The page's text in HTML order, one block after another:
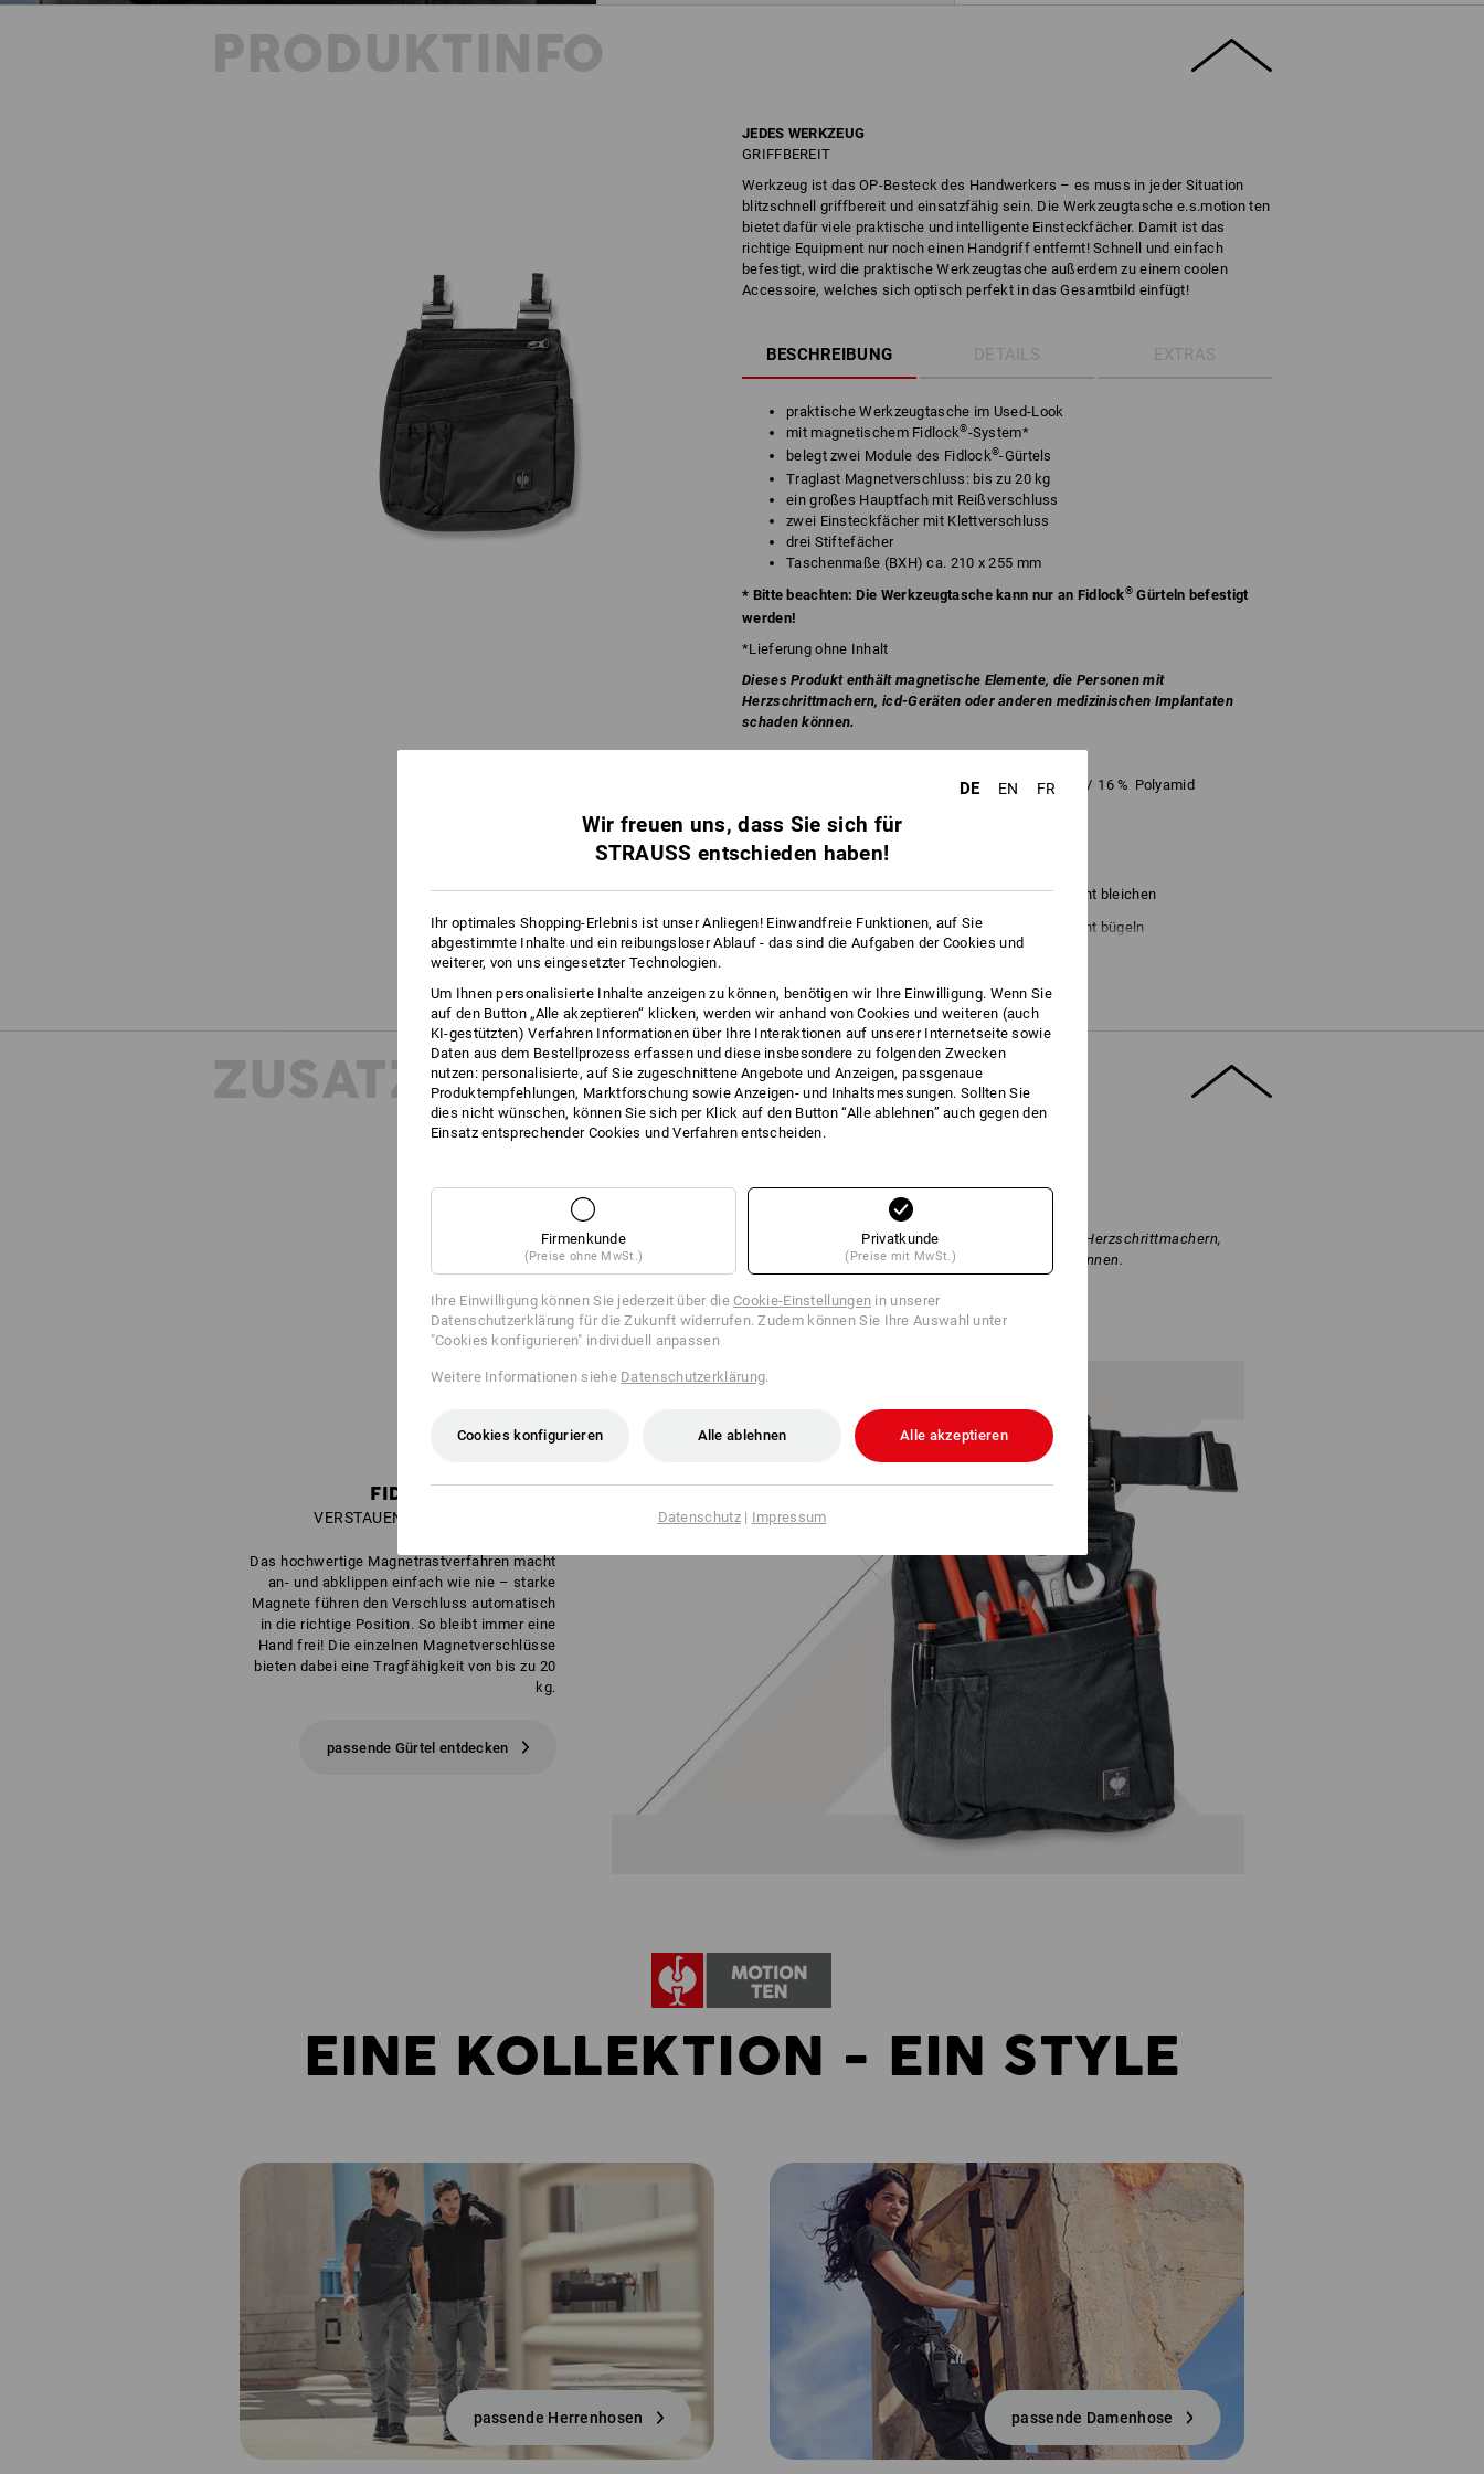
PRODUKTINFO
JEDES WERKZEUG
GRIFFBEREIT
Werkzeug ist das OP-Besteck des Handwerkers – es muss in jeder Situation
blitzschnell griffbereit und einsatzfähig sein. Die Werkzeugtasche e.s.motion ten
bietet dafür viele praktische und intelligente Einsteckfächer. Damit ist das
richtige Equipment nur noch einen Handgriff entfernt! Schnell und einfach
befestigt, wird die praktische Werkzeugtasche außerdem zu einem coolen
Accessoire, welches sich optisch perfekt in das Gesamtbild einfügt!
BESCHREIBUNG DETAILS EXTRAS
praktische Werkzeugtasche im Used-Look
mit magnetischem Fidlock®-System*
belegt zwei Module des Fidlock®-Gürtels
Traglast Magnetverschluss: bis zu 20 kg
ein großes Hauptfach mit Reißverschluss
zwei Einsteckfächer mit Klettverschluss
drei Stiftefächer
Taschenmaße (BXH) ca. 210 x 255 mm
* Bitte beachten: Die Werkzeugtasche kann nur an Fidlock® Gürteln befestigt
werden!
*Lieferung ohne Inhalt
Dieses Produkt enthält magnetische Elemente, die Personen mit
Herzschrittmachern, icd-Geräten oder anderen medizinischen Implantaten
schaden können.
% Elastomultiester / 16% Polyamid
Futter
100% Polyester
Maschinenwäsche 40 °C
Nicht bleichen
Nicht im Trockner trocknen
Nicht bügeln
*Alle Werkzeugtaschen werden ohne Inhalt geliefert.
mehr
ZUSATZINFOS
Dieses Produkt enthält magnetische Elemente, die Personen mit Herzschrittmachern,
icd-Geräten oder anderen medizinischen Implantaten schaden können.
FIDLOCK®SYSTEM
VERSTAUEN WAR NIE LEICHTER!
Das hochwertige Magnetrastverfahren macht
an- und abklippen einfach wie nie – starke
Magnete führen den Verschluss automatisch
in die richtige Position. So bleibt immer eine
Hand frei! Die einzelnen Magnetverschlüsse
bieten dabei eine Tragfähigkeit von bis zu 20
kg.
passende Gürtel entdecken
EINE KOLLEKTION - EIN STYLE
passende Herrenhosen passende Damenhose
DE EN FR
Wir freuen uns, dass Sie sich für
STRAUSS entschieden haben!
Ihr optimales Shopping-Erlebnis ist unser Anliegen! Einwandfreie Funktionen, auf Sie
abgestimmte Inhalte und ein reibungsloser Ablauf - das sind die Aufgaben der Cookies und
weiterer, von uns eingesetzter Technologien.
Um Ihnen personalisierte Inhalte anzeigen zu können, benötigen wir Ihre Einwilligung. Wenn Sie
auf den Button „Alle akzeptieren“ klicken, werden wir anhand von Cookies und weiteren (auch
KI-gestützten) Verfahren Informationen über Ihre Interaktionen auf unserer Internetseite sowie
Daten aus dem Bestellprozess erfassen und diese insbesondere zu folgenden Zwecken
nutzen: personalisierte, auf Sie zugeschnittene Angebote und Anzeigen, passgenaue
Produktempfehlungen, Marktforschung sowie Anzeigen- und Inhaltsmessungen. Sollten Sie
dies nicht wünschen, können Sie sich per Klick auf den Button “Alle ablehnen” auch gegen den
Einsatz entsprechender Cookies und Verfahren entscheiden.
Firmenkunde
(Preise ohne MwSt.)
Privatkunde
(Preise mit MwSt.)
Ihre Einwilligung können Sie jederzeit über dieCookie-Einstellungen in unserer
Datenschutzerklärung für die Zukunft widerrufen. Zudem können Sie Ihre Auswahl unter
"Cookies konfigurieren" individuell anpassen
Weitere Informationen siehe Datenschutzerklärung.
Cookies konfigurieren Alle ablehnen Alle akzeptieren
Datenschutz| Impressum